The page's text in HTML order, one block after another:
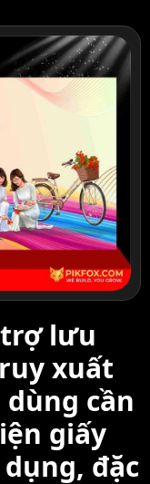
lưu
xuất
cần
giấy
đặc